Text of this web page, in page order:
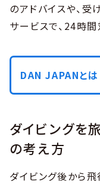
のアドバイスや、
サービスで、24時間
DAN JAPANとは
ダイビングを
の考え方
ダイビング後から